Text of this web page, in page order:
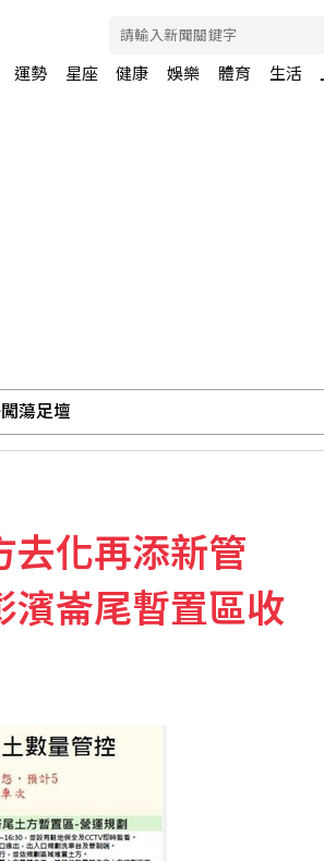
運勢 星座 健康 娛樂 體育 生活
蕩足壇
去化再添新管
崙尾暫置區收